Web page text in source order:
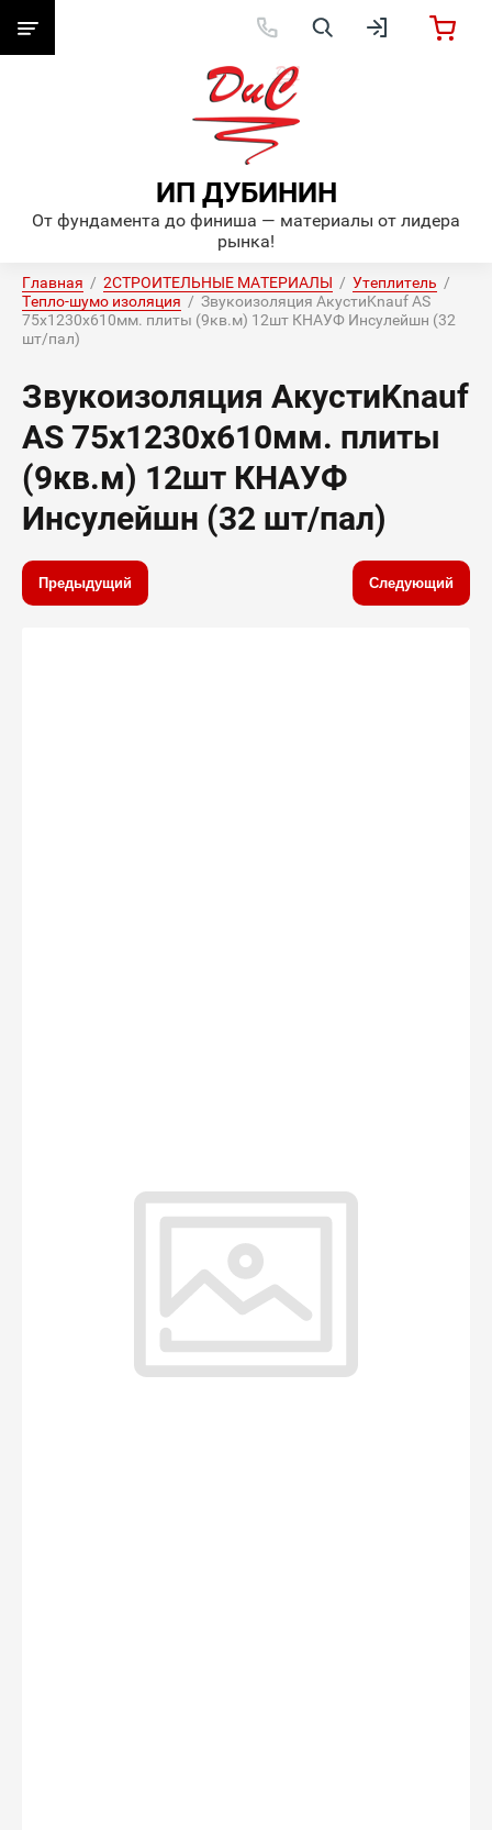
ИП ДУБИНИН
От фундамента до финиша — материалы от лидера
рынка!
Главная
  /
2СТРОИТЕЛЬНЫЕ МАТЕРИАЛЫ
  /
Утеплитель
Тепло-шумо изоляция
  /  Звукоизоляция АкустиKnauf AS
75х1230х610мм. плиты (9кв.м) 12шт КНАУФ Инсулейшн (32
шт/пал)
Звукоизоляция АкустиKnauf
AS 75х1230х610мм. плиты
(9кв.м) 12шт КНАУФ
Инсулейшн (32 шт/пал)
Предыдущий Следующий